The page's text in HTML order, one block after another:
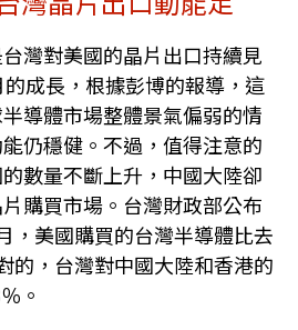
灣對美國的晶片出口持續見
成長，根據彭博的報導，這
導體市場整體景氣偏弱的情
仍穩健。不過，值得注意的
數量不斷上升，中國大陸卻
購買市場。台灣財政部公布
，美國購買的台灣半導體比去
的，台灣對中國大陸和香港的
。